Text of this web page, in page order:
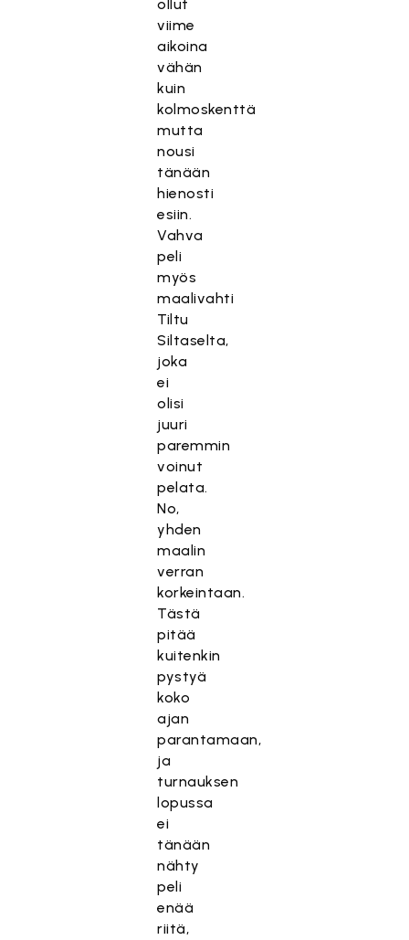
ollut
viime
aikoina
vähän
kuin
kolmoskenttä
mutta
nousi
tänään
hienosti
esiin.
Vahva
peli
myös
maalivahti
Tiltu
Siltaselta,
joka
ei
olisi
juuri
paremmin
voinut
pelata.
No,
yhden
maalin
verran
korkeintaan.
Tästä
pitää
kuitenkin
pystyä
koko
ajan
parantamaan,
ja
turnauksen
lopussa
ei
tänään
nähty
peli
enää
riitä,